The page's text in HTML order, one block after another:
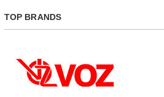
TOP BRANDS